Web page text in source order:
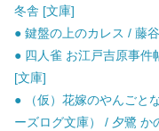
冬舎 [文庫]
● 鍵盤の上のカレス / 藤
● 四人雀 お江戸吉原事件
[文庫]
● （仮）花嫁のやんごと
ーズログ文庫） / 夕鷺 か